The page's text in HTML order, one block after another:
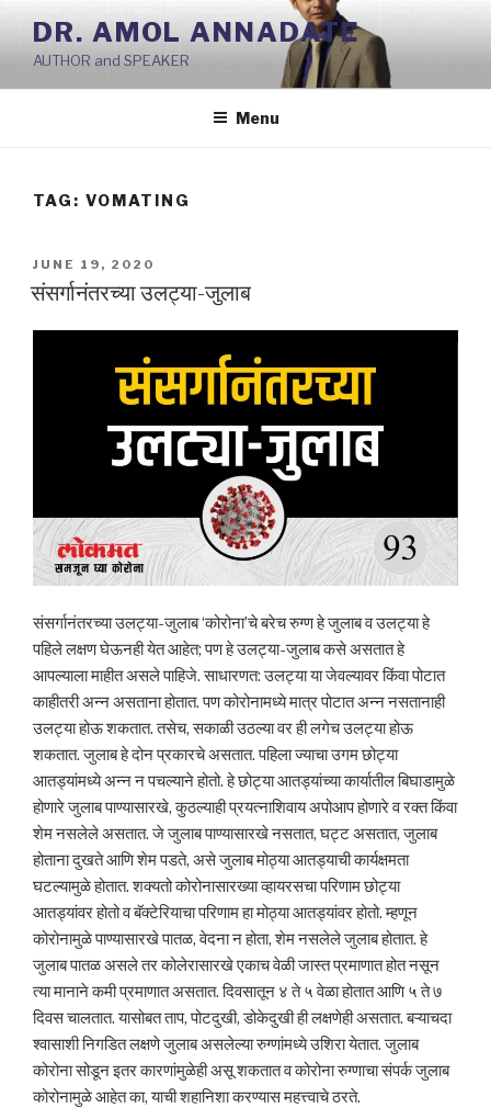
Skip
content
DR. AMOL ANNADATE
AUTHOR and SPEAKER
Menu
TAG: VOMATING
POSTED
ON
JUNE 19, 2020
संसर्गानंतरच्या उलट्या-जुलाब
संसर्गानंतरच्या उलट्या-जुलाब ‘कोरोना’चे बरेच रुग्ण हे जुलाब व उलट्या हे
पहिले लक्षण घेऊनही येत आहेत; पण हे उलट्या-जुलाब कसे असतात हे
आपल्याला माहीत असले पाहिजे. साधारणत: उलट्या या जेवल्यावर किंवा पोटात
काहीतरी अन्न असताना होतात. पण कोरोनामध्ये मात्र पोटात अन्न नसतानाही
उलट्या होऊ शकतात. तसेच, सकाळी उठल्या वर ही लगेच उलट्या होऊ
शकतात. जुलाब हे दोन प्रकारचे असतात. पहिला ज्याचा उगम छोट्या
आतड्यांमध्ये अन्न न पचल्याने होतो. हे छोट्या आतड्यांच्या कार्यातील बिघाडामुळे
होणारे जुलाब पाण्यासारखे, कुठल्याही प्रयत्नाशिवाय अपोआप होणारे व रक्त किंवा
शेम नसलेले असतात. जे जुलाब पाण्यासारखे नसतात, घट्ट असतात, जुलाब
होताना दुखते आणि शेम पडते, असे जुलाब मोठ्या आतड्याची कार्यक्षमता
घटल्यामुळे होतात. शक्यतो कोरोनासारख्या व्हायरसचा परिणाम छोट्या
आतड्यांवर होतो व बॅक्टेरियाचा परिणाम हा मोठ्या आतड्यांवर होतो. म्हणून
कोरोनामुळे पाण्यासारखे पातळ, वेदना न होता, शेम नसलेले जुलाब होतात. हे
जुलाब पातळ असले तर कोलेरासारखे एकाच वेळी जास्त प्रमाणात होत नसून
त्या मानाने कमी प्रमाणात असतात. दिवसातून ४ ते ५ वेळा होतात आणि ५ ते ७
दिवस चालतात. यासोबत ताप, पोटदुखी, डोकेदुखी ही लक्षणेही असतात. बऱ्याचदा
श्वासाशी निगडित लक्षणे जुलाब असलेल्या रुग्णांमध्ये उशिरा येतात. जुलाब
कोरोना सोडून इतर कारणांमुळेही असू शकतात व कोरोना रुग्णाचा संपर्क जुलाब
कोरोनामुळे आहेत का, याची शहानिशा करण्यास महत्त्वाचे ठरते.